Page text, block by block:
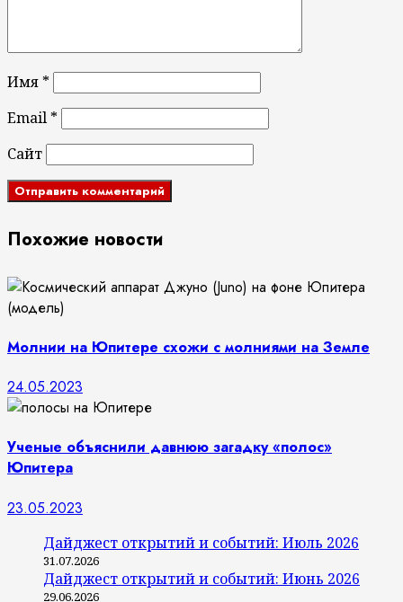
Имя *
Email *
Сайт
Похожие новости
Молнии на Юпитере схожи с молниями на Земле
24.05.2023
Ученые объяснили давнюю загадку «полос»
Юпитера
23.05.2023
Дайджест открытий и событий: Июль 2026
31.07.2026
Дайджест открытий и событий: Июнь 2026
29.06.2026